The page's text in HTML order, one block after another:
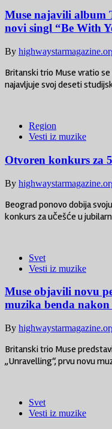
Muse najavili album
novi singl “Be With
By
Britanski trio Muse vratio
najavljuje svoj deseti
Region
Vesti iz muzike
Otvoren konkurs za
By
Beograd ponovo dobija
konkurs za učešće u
Svet
Vesti iz muzike
Muse objavili novu
muzika benda
By
Britanski trio Muse
„Unravelling“, prvu novu
Svet
Vesti iz muzike